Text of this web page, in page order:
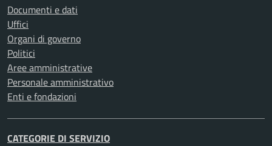
Documenti e dati
Uffici
Organi di governo
Politici
Aree amministrative
Personale amministrativo
Enti e fondazioni
CATEGORIE DI SERVIZIO